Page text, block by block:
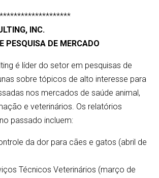
INC.
PESQUISA DE MERCADO
é líder do setor em pesquisas de
sobre tópicos de alto interesse para
nos mercados de saúde animal,
e veterinários. Os relatórios
passado incluem:
da dor para cães e gatos (abril de
Técnicos Veterinários (março de